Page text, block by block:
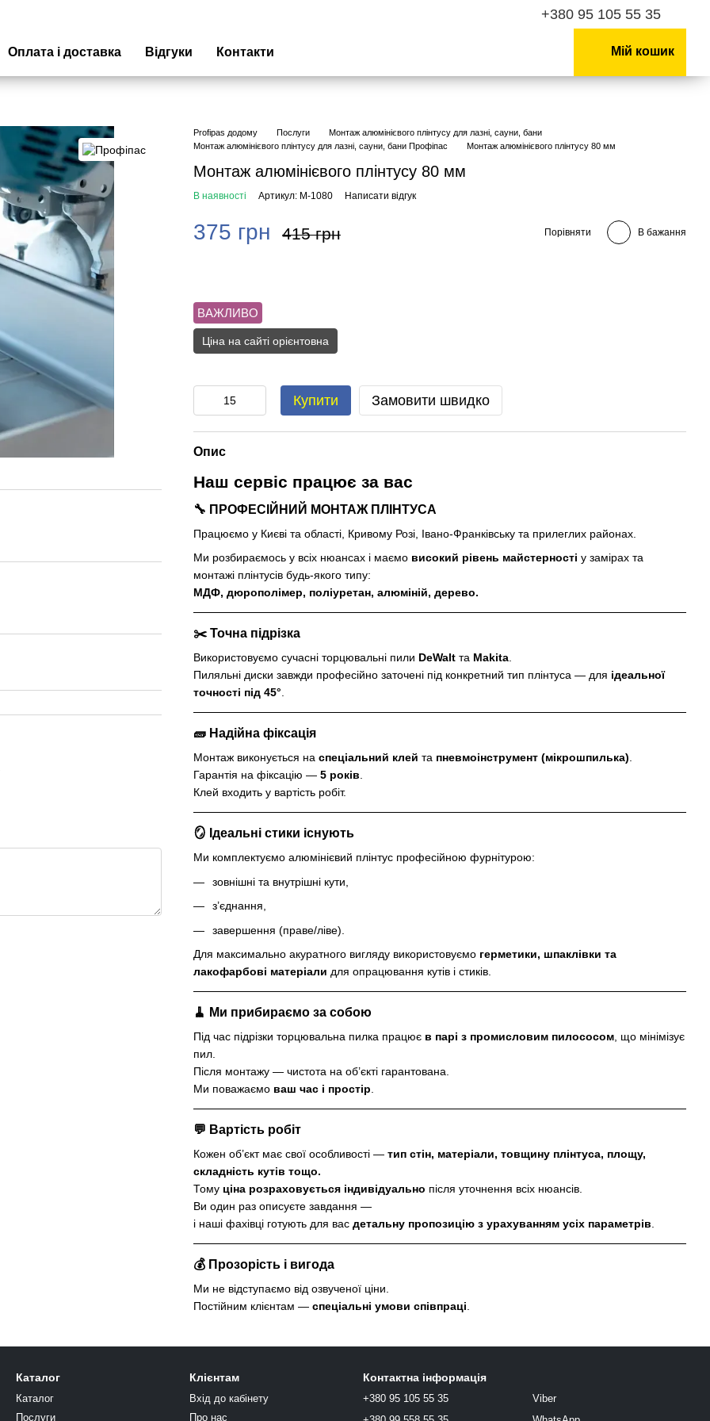
+380 95 105 55 35
Оплата і доставка Відгуки Контакти Мій кошик
Profipas додому Послуги
Монтаж алюмінієвого плінтусу для лазні, сауни, бани
Монтаж алюмінієвого плінтусу для лазні, сауни, бани Профіпас
Монтаж алюмінієвого плінтусу 80 мм
Монтаж алюмінієвого плінтусу 80 мм
В наявності Артикул: М-1080 Написати відгук
375 грн 415 грн Порівняти В бажання
ВАЖЛИВО
Ціна на сайті орієнтовна
Купити Замовити швидко
Опис
Наш сервіс працює за вас
🔧 ПРОФЕСІЙНИЙ МОНТАЖ ПЛІНТУСА
Працюємо у Києві та області, Кривому Розі, Івано-Франківську та прилеглих районах.
Ми розбираємось у всіх нюансах і маємо високий рівень майстерності у замірах та
монтажі плінтусів будь-якого типу:
МДФ, дюрополімер, поліуретан, алюміній, дерево.
✂️ Точна підрізка
Використовуємо сучасні торцювальні пили DeWalt та Makita.
Пиляльні диски завжди професійно заточені під конкретний тип плінтуса — для ідеальної
точності під 45°.
🧱 Надійна фіксація
Монтаж виконується на спеціальний клей та пневмоінструмент (мікрошпилька).
Гарантія на фіксацію — 5 років.
Клей входить у вартість робіт.
🪞 Ідеальні стики існують
Ми комплектуємо алюмінієвий плінтус професійною фурнітурою:
зовнішні та внутрішні кути,
з’єднання,
завершення (праве/ліве).
Для максимально акуратного вигляду використовуємо герметики, шпаклівки та
лакофарбові матеріали для опрацювання кутів і стиків.
🧹 Ми прибираємо за собою
Під час підрізки торцювальна пилка працює в парі з промисловим пилососом , що мінімізує
пил.
Після монтажу — чистота на об’єкті гарантована.
Ми поважаємо ваш час і простір
💬 Вартість робіт
Кожен об’єкт має свої особливості — тип стін, матеріали, товщину плінтуса, площу,
складність кутів тощо.
Тому ціна розраховується індивідуально після уточнення всіх нюансів.
Ви один раз описуєте завдання —
і наші фахівці готують для вас детальну пропозицію з урахуванням усіх параметрів
💰 Прозорість і вигода
Ми не відступаємо від озвученої ціни.
Постійним клієнтам — спеціальні умови співпраці
Каталог
Каталог
Послуги
Клієнтам
Вхід до кабінету
Про нас
Контактна інформація
+380 95 105 55 35
Viber